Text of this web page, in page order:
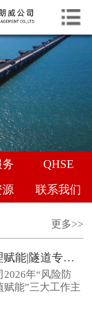
English
网站首页
关于我们
企业动态
专业服务
业绩介绍
企业文化
人力资源
QHSE
源 联系我们
更多>>
聚焦项目经理管理赋能|隧道专项管理经验交流，共促地下工程管理提升
年“风险防
能”三大工作主